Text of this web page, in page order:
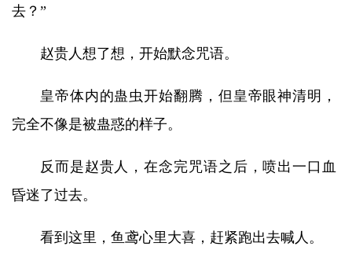
去？”
赵贵人想了想，开始默念咒语。
皇帝体内的蛊虫开始翻腾，但皇帝眼神清明，
完全不像是被蛊惑的样子。
反而是赵贵人，在念完咒语之后，喷出一口血
昏迷了过去。
看到这里，鱼鸢心里大喜，赶紧跑出去喊人。